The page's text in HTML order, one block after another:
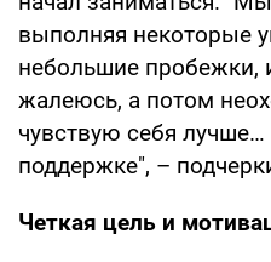
выполняя некоторые
небольшие пробежки,
жалеюсь, а потом
чувствую себя
поддержке", –
Четкая цель и